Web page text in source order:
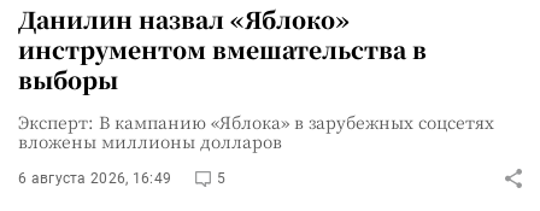
Данилин назвал «Яблоко»
инструментом вмешательства в
выборы
Эксперт: В кампанию «Яблока» в зарубежных соцсетях
вложены миллионы долларов
6 августа 2026, 16:49 5